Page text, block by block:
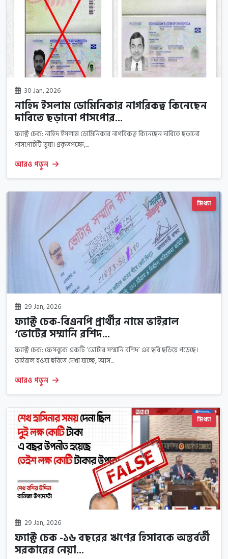
30 Jan, 2026
নাহিদ ইসলাম ডোমিনিকার নাগরিকত্ব কিনেছেন
দাবিতে ছড়ানো পাসপোর...
ফ্যাক্ট চেক: নাহিদ ইসলাম ডোমিনিকার নাগরিকত্ব কিনেছেন দাবিতে ছড়ানো
পাসপোর্টটি ভুয়া। প্রকৃতপক্ষে,...
আরও পড়ুন
মিথ্যা
29 Jan, 2026
ফ্যাক্ট চেক-বিএনপি প্রার্থীর নামে ভাইরাল
‘ভোটের সম্মানি রশিদ...
ফ্যাক্ট চেক: ফেসবুকে একটি ‘ভোটার সম্মানি রশিদ’ এর ছবি ছড়িয়ে পড়েছে।
ভাইরাল হওয়া ছবিতে দেখা যাচ্ছে, আস...
আরও পড়ুন
মিথ্যা
29 Jan, 2026
ফ্যাক্ট চেক -১৬ বছরের ঋণের হিসাবকে অন্তর্বর্তী
সরকারের নেয়া...